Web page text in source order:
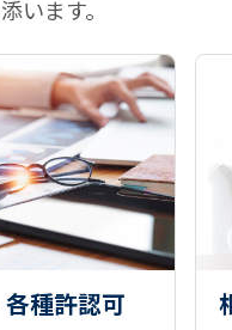
います。
種許認可